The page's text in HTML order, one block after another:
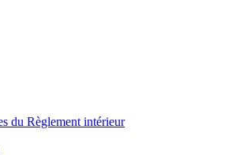
du Règlement intérieur